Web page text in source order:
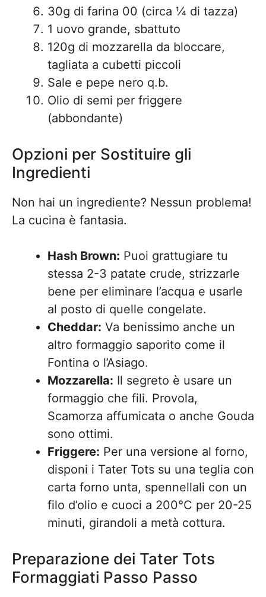
30g di farina 00 (circa ¼ di tazza)
1 uovo grande, sbattuto
120g di mozzarella da bloccare,
tagliata a cubetti piccoli
Sale e pepe nero q.b.
Olio di semi per friggere
(abbondante)
Opzioni per Sostituire gli
Ingredienti
Non hai un ingrediente? Nessun problema!
La cucina è fantasia.
Hash Brown: Puoi grattugiare tu
stessa 2-3 patate crude, strizzarle
bene per eliminare l’acqua e usarle
al posto di quelle congelate.
Cheddar: Va benissimo anche un
altro formaggio saporito come il
Fontina o l’Asiago.
Mozzarella: Il segreto è usare un
formaggio che fili. Provola,
Scamorza affumicata o anche Gouda
sono ottimi.
Friggere: Per una versione al forno,
disponi i Tater Tots su una teglia con
carta forno unta, spennellali con un
filo d’olio e cuoci a 200°C per 20-25
minuti, girandoli a metà cottura.
Preparazione dei Tater Tots
Formaggiati Passo Passo